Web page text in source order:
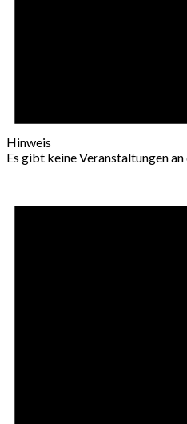
Hinweis
Es gibt keine Veranstaltungen an